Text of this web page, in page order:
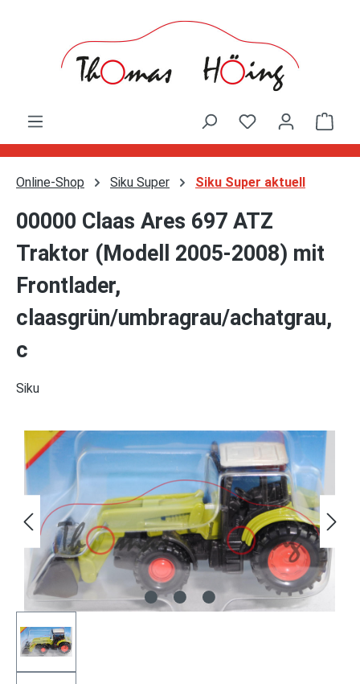
Online-Shop Siku Super Siku Super aktuell
00000 Claas Ares 697 ATZ
Traktor (Modell 2005-2008) mit
Frontlader,
claasgrün/umbragrau/achatgrau,
c
Siku
Bildergalerie überspringen